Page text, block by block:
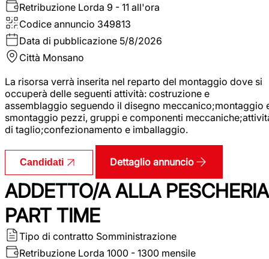
Retribuzione Lorda 9 - 11 all'ora
Codice annuncio 349813
Data di pubblicazione 5/8/2026
Città Monsano
La risorsa verrà inserita nel reparto del montaggio dove si
occuperà delle seguenti attività: costruzione e
assemblaggio seguendo il disegno meccanico;montaggio
smontaggio pezzi, gruppi e componenti
di taglio;confezionamento e imballaggio.
Candidati Dettaglio annuncio
ADDETTO/A ALLA PESCHERIA
PART TIME
Tipo di contratto Somministrazione
Retribuzione Lorda 1000 - 1300 mensile